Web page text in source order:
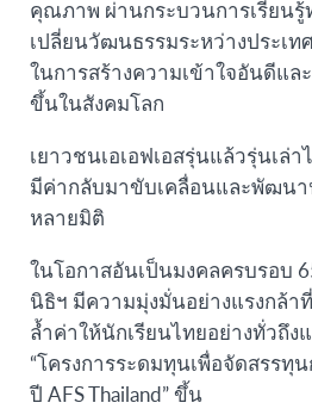
คุณภาพ ผ่านกระบวนการเรียน
เปลี่ยนวัฒนธรรมระหว่างประเ
ในการสร้างความเข้าใจอันดีแล
ขึ้นในสังคมโลก
เยาวชนเอเอฟเอสรุ่นแล้วรุ่นเล่
มีค่ากลับมาขับเคลื่อนและพัฒนา
หลายมิติ
ในโอกาสอันเป็นมงคลครบรอบ
นิธิฯ มีความมุ่งมั่นอย่างแรงกล้า
ล้ำค่าให้นักเรียนไทยอย่างทั่วถึง
“โครงการระดมทุนเพื่อจัดสรรทุ
ปี AFS Thailand” ขึ้น